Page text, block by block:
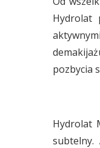
Hydrolat
pozbycia
Hydrolat
subtelny.